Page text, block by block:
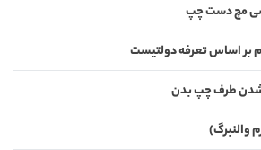
مچ دست چپ
بر اساس تعرفه دولتیست
طرف چپ بدن
والنبرگ)